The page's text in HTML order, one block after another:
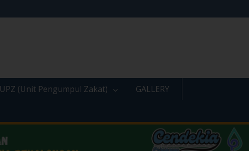
UPZ (Unit Pengumpul Zakat)
GALLERY